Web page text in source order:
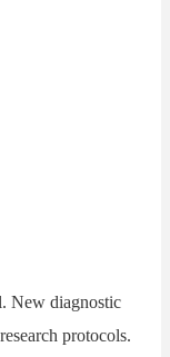
New diagnostic
protocols.